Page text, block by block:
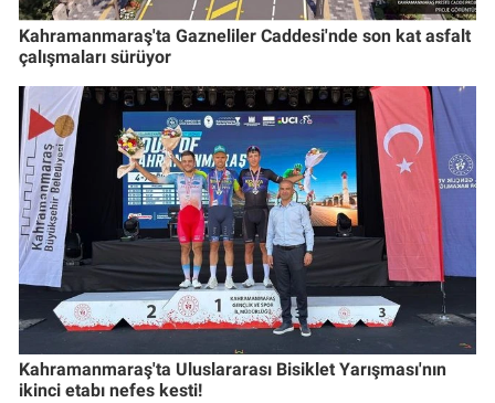
Kahramanmaraş'ta Gazneliler Caddesi'nde son kat asfalt
çalışmaları sürüyor
Kahramanmaraş'ta Uluslararası Bisiklet Yarışması'nın
ikinci etabı nefes kesti!